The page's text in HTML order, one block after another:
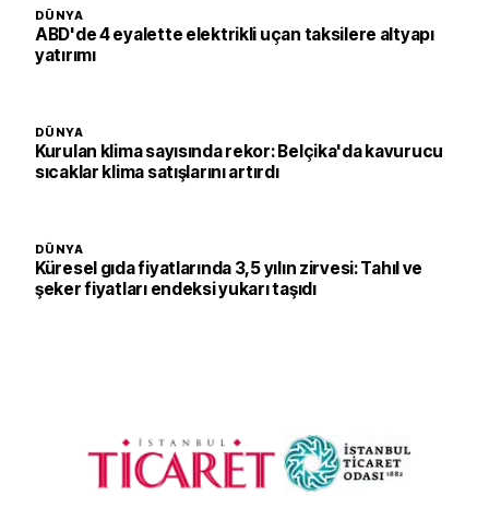
DÜNYA
ABD'de 4 eyalette elektrikli uçan taksilere altyapı
yatırımı
DÜNYA
Kurulan klima sayısında rekor: Belçika'da kavurucu
sıcaklar klima satışlarını artırdı
DÜNYA
Küresel gıda fiyatlarında 3,5 yılın zirvesi: Tahıl ve
şeker fiyatları endeksi yukarı taşıdı